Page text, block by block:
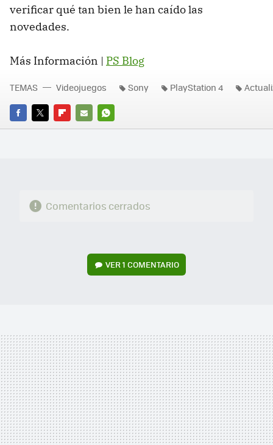
verificar qué tan bien le han caído las
novedades.
Más Información | PS Blog
FACEBOOK
TWITTERFLIPBOARD
E-
WHATSAPP
TEMAS Videojuegos Sony PlayStation 4
Comentarios cerrados
VER1 COMENTARIO